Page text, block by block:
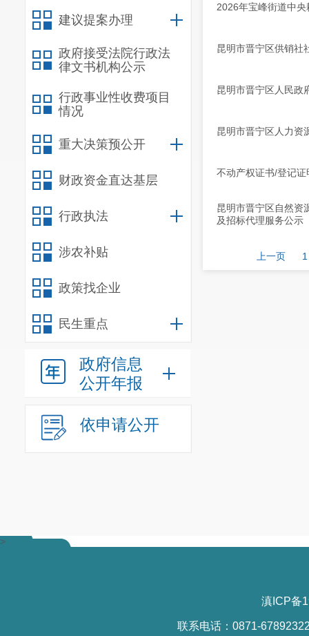
建议提案办理
政府接受法院行政法
律文书机构公示
行政事业性收费项目
情况
重大决策预公开
财政资金直达基层
行政执法
涉农补贴
政策找企业
民生重点
政府信息
公开年报
依申请公开
2026年宝峰街道中
昆明市晋宁区供销社
昆明市晋宁区人民政
昆明市晋宁区人力资
不动产权证书/登记
昆明市晋宁区自然资
及招标代理服务公示
上一页 1
>
滇ICP备
联系电话：0871-